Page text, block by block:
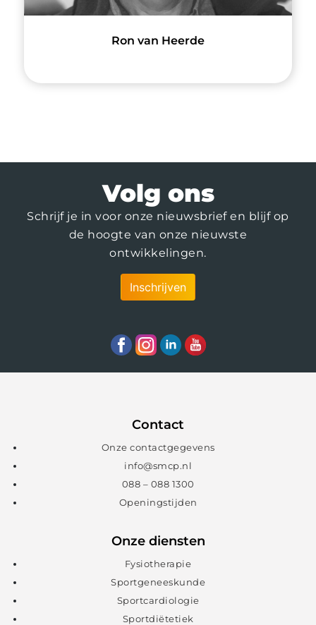
Ron van Heerde
Volg ons
Schrijf je in voor onze nieuwsbrief en blijf op
de hoogte van onze nieuwste
ontwikkelingen.
Inschrijven
Contact
Onze contactgegevens
info@smcp.nl
088 – 088 1300
Openingstijden
Onze diensten
Fysiotherapie
Sportgeneeskunde
Sportcardiologie
Sportdiëtetiek